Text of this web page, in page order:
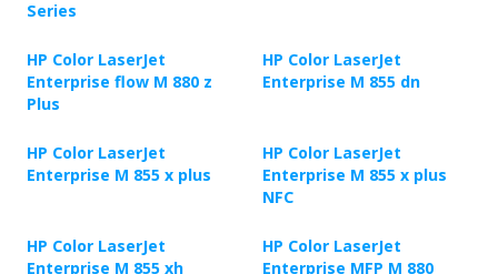
Series
HP Color LaserJet
Enterprise flow M 880 z
Plus
HP Color LaserJet
Enterprise M 855 dn
HP Color LaserJet
Enterprise M 855 x plus
HP Color LaserJet
Enterprise M 855 x plus
NFC
HP Color LaserJet
Enterprise M 855 xh
HP Color LaserJet
Enterprise MFP M 880